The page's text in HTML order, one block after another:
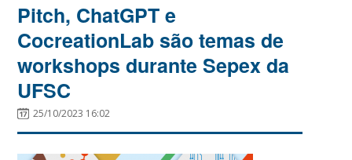
Pitch, ChatGPT e
CocreationLab são temas de
workshops durante Sepex da
UFSC
25/10/2023 16:02